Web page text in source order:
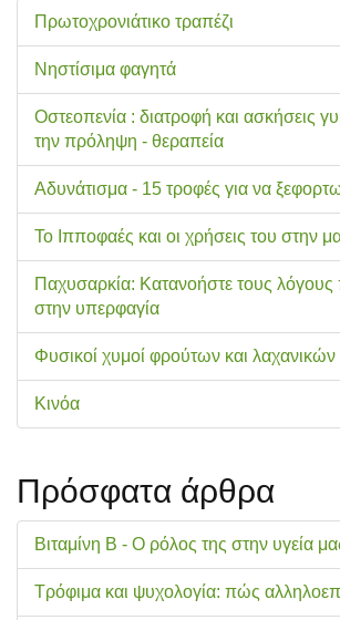
Πρωτοχρονιάτικο τραπέζι
Νηστίσιμα φαγητά
Οστεοπενία : διατροφή και ασκήσεις
την πρόληψη - θεραπεία
Αδυνάτισμα - 15 τροφές για να
Το Ιπποφαές και οι χρήσεις του στην
Παχυσαρκία: Κατανοήστε τους
στην υπερφαγία
Φυσικοί χυμοί φρούτων και λαχανικών
Κινόα
Πρόσφατα άρθρα
Βιταμίνη Β - Ο ρόλος της στην υγεία
Τρόφιμα και ψυχολογία: πώς